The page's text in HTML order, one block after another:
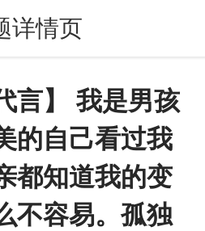
详情页
言】 我是男孩
的自己看过我
都知道我的变
不容易。孤独